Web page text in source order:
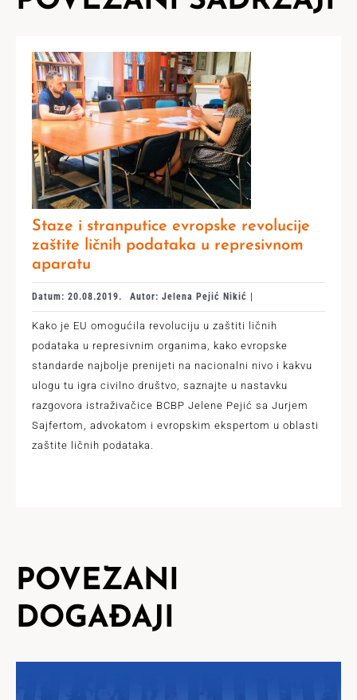
Staze i stranputice evropske revolucije
zaštite ličnih podataka u represivnom
aparatu
Datum: 20.08.2019. Autor: Jelena Pejić Nikić |
Kako je EU omogućila revoluciju u zaštiti ličnih
podataka u represivnim organima, kako evropske
standarde najbolje prenijeti na nacionalni nivo i kakvu
ulogu tu igra civilno društvo, saznajte u nastavku
razgovora istraživačice BCBP Jelene Pejić sa Jurjem
Sajfertom, advokatom i evropskim ekspertom u oblasti
zaštite ličnih podataka.
POVEZANI
DOGAĐAJI